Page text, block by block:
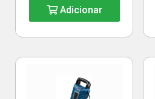
Adicionar